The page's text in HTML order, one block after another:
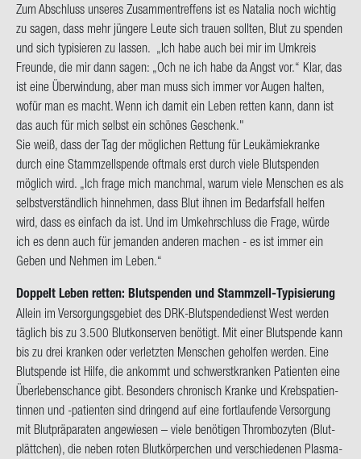
Zum Ab­schluss un­se­res Zu­sam­men­tref­fens ist es Na­ta­lia noch wich­tig
zu sagen, dass mehr jün­ge­re Leute sich trau­en soll­ten, Blut zu spen­den
und sich ty­pi­sie­ren zu las­sen. „Ich habe auch bei mir im Um­kreis
Freun­de, die mir dann sagen: „Och ne ich habe da Angst vor.“ Klar, das
ist eine Über­win­dung, aber man muss sich immer vor Augen hal­ten,
wofür man es macht. Wenn ich damit ein Leben ret­ten kann, dann ist
das auch für mich selbst ein schö­nes Ge­schenk."
Sie weiß, dass der Tag der mög­li­chen Ret­tung für Leuk­ämie­kran­ke
durch eine Stamm­zell­spen­de oft­mals erst durch viele Blut­spen­den
mög­lich wird. „Ich frage mich manch­mal, warum viele Men­schen es als
selbst­ver­ständ­lich hin­neh­men, dass Blut ihnen im Be­darfs­fall hel­fen
wird, dass es ein­fach da ist. Und im Um­kehr­schluss die Frage, würde
ich es denn auch für je­man­den an­de­ren ma­chen - es ist immer ein
Geben und Neh­men im Leben.“
Dop­pelt Leben ret­ten: Blut­spen­den und Stammzell-​Typisierung
Al­lein im Ver­sor­gungs­ge­biet des DRK-​Blutspendedienst West wer­den
täg­lich bis zu 3.500 Blut­kon­ser­ven be­nö­tigt. Mit einer Blut­spen­de kann
bis zu drei kran­ken oder ver­letz­ten Men­schen ge­hol­fen wer­den. Eine
Blut­spen­de ist Hilfe, die an­kommt und schwerst­kran­ken Pa­ti­en­ten eine
Über­le­bens­chan­ce gibt. Be­son­ders chro­nisch Kran­ke und Krebs­pa­ti­en­
tin­nen und -​patienten sind drin­gend auf eine fort­lau­fen­de Ver­sor­gung
mit Blut­prä­pa­ra­ten an­ge­wie­sen – viele be­nö­ti­gen Throm­bo­zy­ten (Blut­
plätt­chen), die neben roten Blut­kör­per­chen und ver­schie­de­nen Plas­ma­